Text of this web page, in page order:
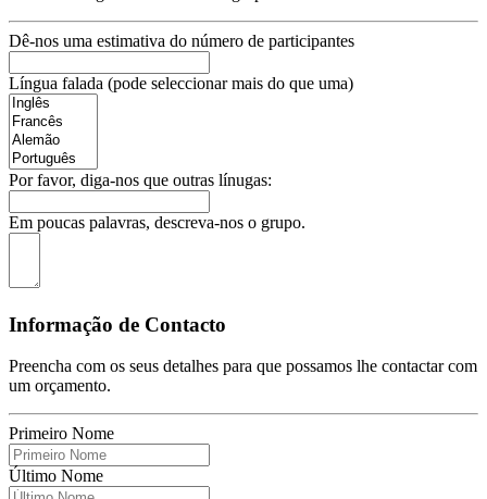
Dê-nos uma estimativa do número de participantes
Língua falada (pode seleccionar mais do que uma)
Por favor, diga-nos que outras línugas:
Em poucas palavras, descreva-nos o grupo.
Informação de Contacto
Preencha com os seus detalhes para que possamos lhe contactar com
um orçamento.
Primeiro Nome
Último Nome